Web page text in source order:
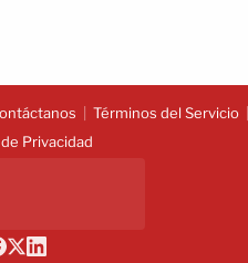
Términos del Servicio
Privacidad